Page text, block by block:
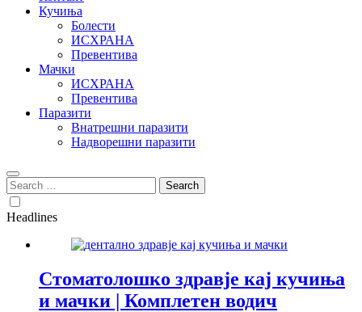
Кучиња
Болести
ИСХРАНА
Превентива
Мачки
ИСХРАНА
Превентива
Паразити
Внатрешни паразити
Надворешни паразити
Search
for:
Headlines
Стоматолошко здравје кај кучиња
и мачки | Комплетен водич